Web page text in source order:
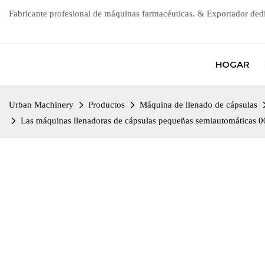
Fabricante profesional de máquinas farmacéuticas. & Exportador
HOGAR
Urban Machinery Productos Máquina de llenado de cápsulas
Las máquinas llenadoras de cápsulas pequeñas semiautomáticas